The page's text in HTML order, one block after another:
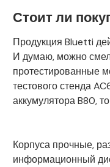
Стоит ли
Продукция Bluetti
И думаю, можно
протестированные
тестового стенда
аккумулятора B80,
Корпуса прочные,
информационный